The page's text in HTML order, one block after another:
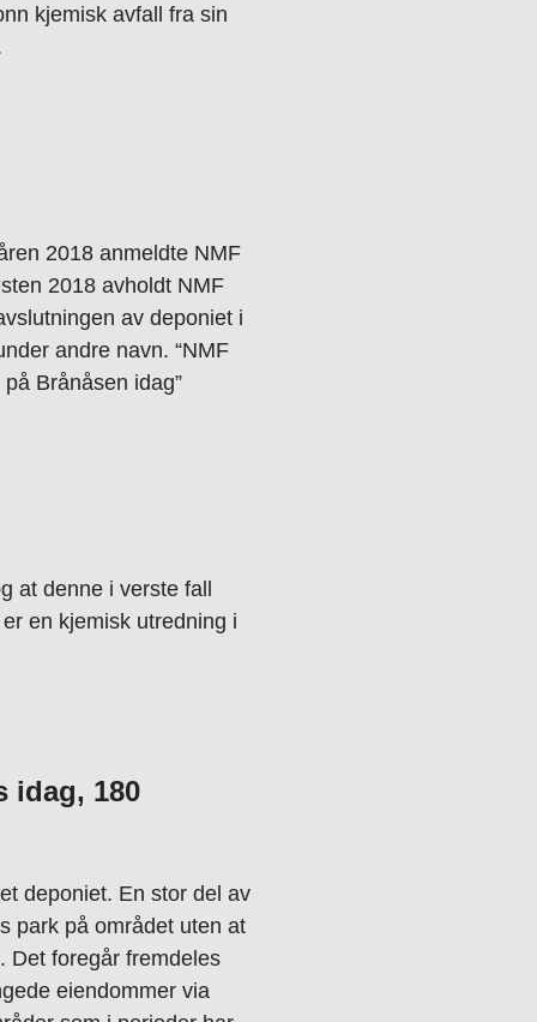
kjemisk avfall fra sin
2018 anmeldte NMF
2018 avholdt NMF
av deponiet i
andre navn. “NMF
Brånåsen idag”
at denne i verste fall
en kjemisk utredning i
idag, 180
deponiet. En stor del av
park på området uten at
Det foregår fremdeles
eiendommer via